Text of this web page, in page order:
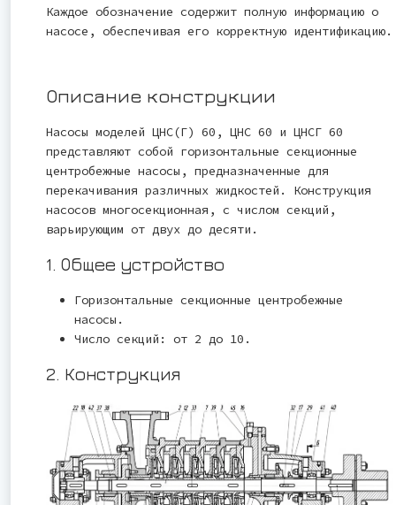
Каждое обозначение содержит полную информацию о
насосе, обеспечивая его корректную идентификацию.
Описание конструкции
Насосы моделей ЦНС(Г) 60, ЦНС 60 и ЦНСГ 60
представляют собой горизонтальные секционные
центробежные насосы, предназначенные для
перекачивания различных жидкостей. Конструкция
насосов многосекционная, с числом секций,
варьирующим от двух до десяти.
1. Общее устройство
Горизонтальные секционные центробежные
насосы.
Число секций: от 2 до 10.
2. Конструкция